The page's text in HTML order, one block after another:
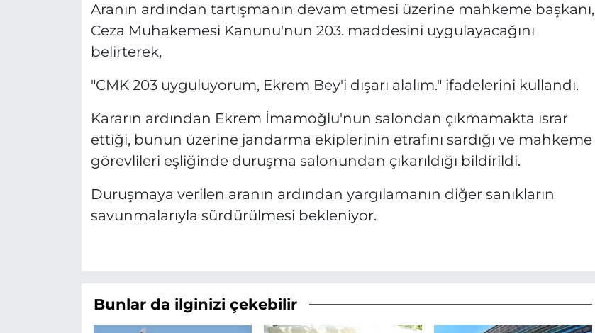
Aranın ardından tartışmanın devam etmesi üzerine mahkeme başkanı,
Ceza Muhakemesi Kanunu'nun 203. maddesini uygulayacağını
belirterek,
"CMK 203 uyguluyorum, Ekrem Bey'i dışarı alalım." ifadelerini kullandı.
Kararın ardından Ekrem İmamoğlu'nun salondan çıkmamakta ısrar
ettiği, bunun üzerine jandarma ekiplerinin etrafını sardığı ve mahkeme
görevlileri eşliğinde duruşma salonundan çıkarıldığı bildirildi.
Duruşmaya verilen aranın ardından yargılamanın diğer sanıkların
savunmalarıyla sürdürülmesi bekleniyor.
Bunlar da ilginizi çekebilir